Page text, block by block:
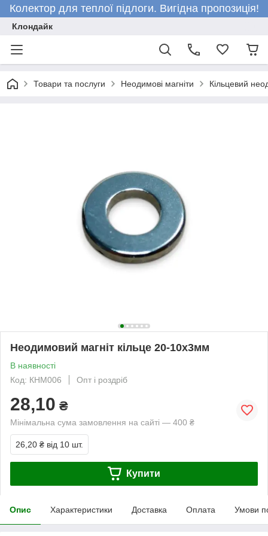
Колектор для теплої підлоги. Вигідна пропозиція!
Клондайк
Товари та послуги Неодимові магніти Кільцевий
Неодимовий магніт кільце 20-10х3мм
В наявності
Код: КНМ006
Опт і роздріб
28,10 ₴
Мінімальна сума замовлення на сайті — 400 ₴
26,20 ₴ від 10 шт.
Купити
Опис Характеристики Доставка Оплата Умови